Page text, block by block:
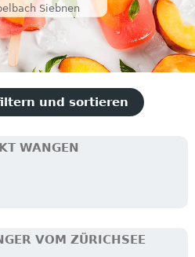
Siebnen
und sortieren
WANGEN
VOM ZÜRICHSEE